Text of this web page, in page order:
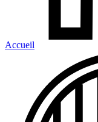
Accueil